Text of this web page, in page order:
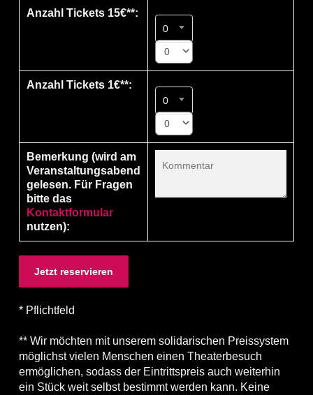
Anzahl Tickets 15€**:
0
0
Anzahl Tickets 1€**:
0
0
Bemerkung (wird am
Veranstaltungsabend
gelesen. Für Fragen
bitte das
Kontaktformular
nutzen):
* Pflichtfeld
** Wir möchten mit unserem solidarischen Preissystem
möglichst vielen Menschen einen Theaterbesuch
ermöglichen, sodass der Eintrittspreis auch weiterhin
ein Stück weit selbst bestimmt werden kann. Keine